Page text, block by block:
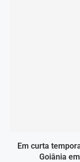
Em curta
Goiânia